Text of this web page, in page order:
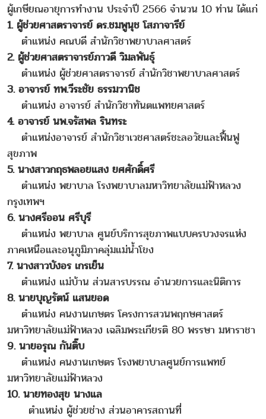
ผู้เกษียณอายุการทำงาน ประจำปี 2566 จำนวน 10 ท่าน ได้แก่
1. ผู้ช่วยศาสตราจารย์ ดร.ชมพูนุช โสภาจารีย์
ตำแหน่ง คณบดี สำนักวิชาพยาบาลศาสตร์
2. ผู้ช่วยศาสตราจารย์ภาวดี วิมลพันธุ์
ตำแหน่ง ผู้ช่วยศาสตราจารย์ สำนักวิชาพยาบาลศาสตร์
3. อาจารย์ ทพ.วีระชัย ธรรมวานิช
ตำแหน่ง อาจารย์ สำนักวิชาทันตแพทยศาสตร์
4. อาจารย์ นพ.จรัสพล รินทระ
ตำแหน่งอาจารย์ สำนักวิชาเวชศาสตร์ชะลอวัยและฟื้นฟู
สุขภาพ
5. นางสาวกฤธพลอยแสง ยศศักดิ์ศรี
ตำแหน่ง พยาบาล โรงพยาบาลมหาวิทยาลัยแม่ฟ้าหลวง
กรุงเทพฯ
6. นางศรีออน ศรีบุรี
ตำแหน่ง พยาบาล ศูนย์บริการสุขภาพแบบครบวงจรแห่ง
ภาคเหนือและอนุภูมิภาคลุ่มแม่น้ำโขง
7. นางสาวบังอร เกรเย็น
ตำแหน่ง แม่บ้าน ส่วนสารบรรณ อำนวยการและนิติการ
8. นายบุญรัตน์ แสนยอด
ตำแหน่ง คนงานเกษตร โครงการสวนพฤกษศาสตร์
มหาวิทยาลัยแม่ฟ้าหลวง เฉลิมพระเกียรติ 80 พรรษา มหาราชา
9. นายอรุณ กันติ๊บ
ตำแหน่ง คนงานเกษตร โรงพยาบาลศูนย์การแพทย์
มหาวิทยาลัยแม่ฟ้าหลวง
10. นายทองสุข นางแล
ตำแหน่ง ผู้ช่วยช่าง ส่วนอาคารสถานที่